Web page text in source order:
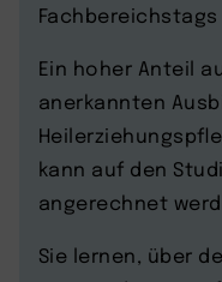
Ein hoher Anteil
anerkannten
kann auf den
angerechnet
Sie lernen, über